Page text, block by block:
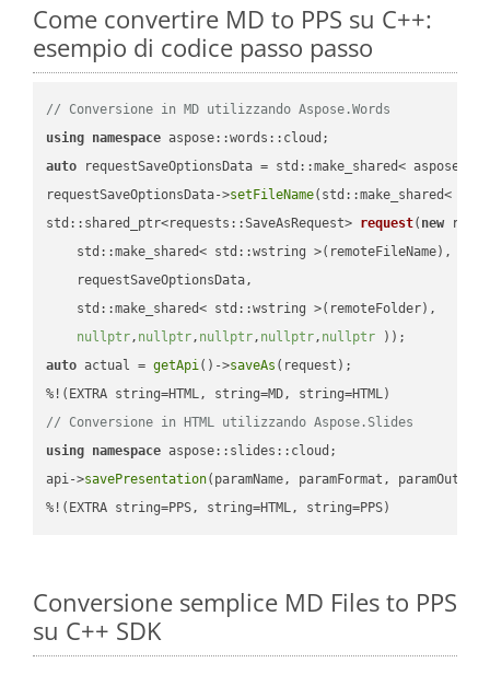
Come convertire MD to PPS su C++:
esempio di codice passo passo
// Conversione in MD utilizzando Aspose.Words
using namespace
auto requestSaveOptionsData = std::make_shared<
requestSaveOptionsData->setFileName(std::make_shared<
std::shared_ptr<requests::SaveAsRequest> request( new
    std::make_shared< std::wstring >(remoteFileName),
    requestSaveOptionsData,
    std::make_shared< std::wstring >(remoteFolder),
nullptr, nullptr, nullptr, nullptr, nullptr ))
auto actual = getApi()->saveAs (request);
// Conversione in HTML utilizzando Aspose.Slides
using namespace aspose::slides::cloud;
api->savePresentation(paramName, paramFormat,
%!(EXTRA string=PPS, string=HTML, string=PPS)
Conversione semplice MD Files to PPS
su C++ SDK